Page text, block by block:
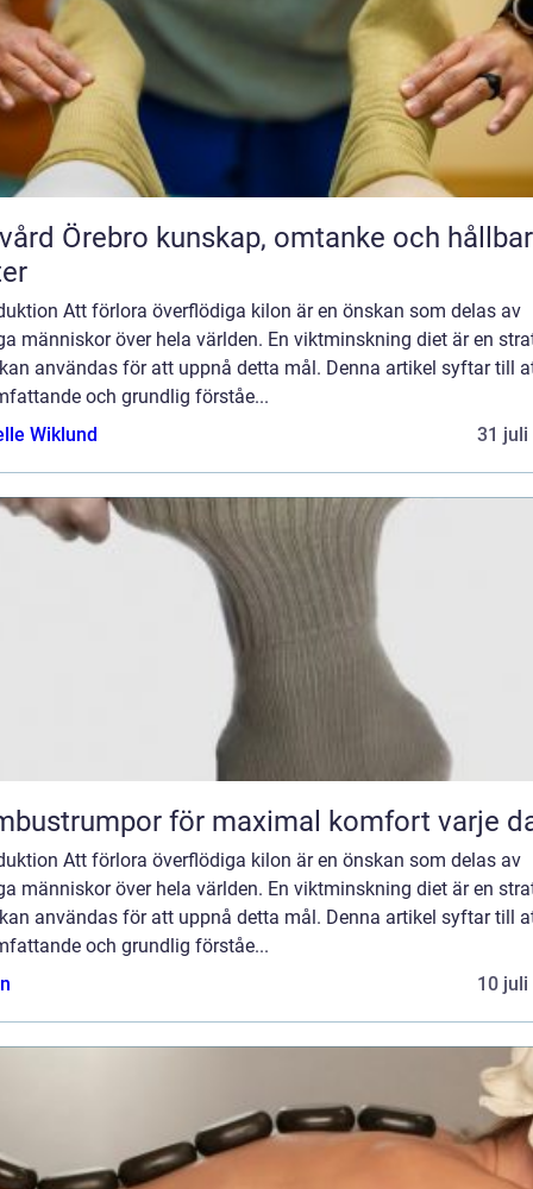
kunskap, omtanke och hållbara
Att förlora överflödiga kilon är en önskan som delas av
människor över hela världen. En viktminskning diet är en
användas för att uppnå detta mål. Denna artikel syftar till
och grundlig förståe...
Wiklund
31 juli
för maximal komfort varje
Att förlora överflödiga kilon är en önskan som delas av
människor över hela världen. En viktminskning diet är en
användas för att uppnå detta mål. Denna artikel syftar till
och grundlig förståe...
10 juli